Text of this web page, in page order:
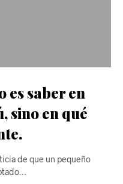
es saber en
sino en qué
de que un pequeño